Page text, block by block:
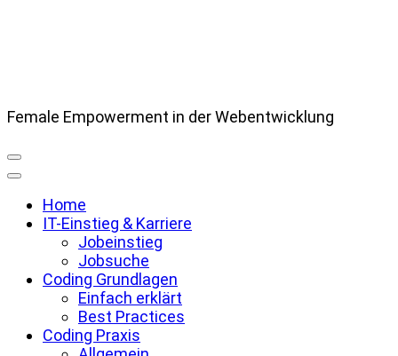
Female Empowerment in der Webentwicklung
Home
IT-Einstieg & Karriere
Jobeinstieg
Jobsuche
Coding Grundlagen
Einfach erklärt
Best Practices
Coding Praxis